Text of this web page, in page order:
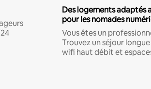
Des logements adaptés
pour les nomades
Vous êtes un
Trouvez un séjour
wifi haut débit et